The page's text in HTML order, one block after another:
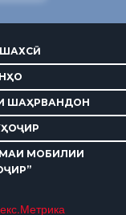
ШАХСӢ
ШАҲРВАНДОН
МОБИЛИИ